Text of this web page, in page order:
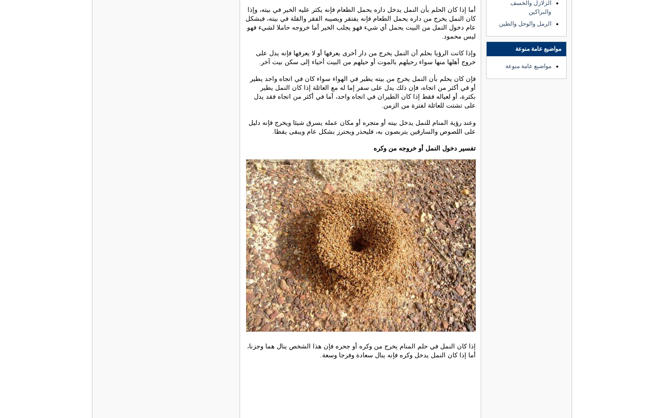
أما إذا كان الحلم بأن النمل يدخل داره يحمل الطعام فإنه يكثر عليه الخير في بيته، وإذا
كان النمل يخرج من داره يحمل الطعام فإنه يفتقر ويصيبه الفقر والقلة في بيته، فبشكل
عام دخول النمل من البيت يحمل أي شيء فهو يجلب الخير أما خروجه حاملا لشيء فهو
ليس محمود.
وإذا كانت الرؤيا بحلم أن النمل يخرج من دار أخرى يعرفها أو لا يعرفها فإنه يدل على
خروج أهلها منها سواء رحيلهم بالموت أو حيلهم من البيت أحياء إلى سكن بيت آخر.
فإن كان يحلم بأن النمل يخرج من بيته يطير في الهواء سواء كان في اتجاه واحد يطير
أو في أكثر من اتجاه، فإن ذلك يدل على سفر إما له مع العائلة إذا كان النمل يطير
بكثرة، أو لعياله فقط إذا كان الطيران في اتجاه واحد، أما في أكثر من اتجاه فقد يدل
على تشتت للعائلة لفترة من الزمن.
وعند رؤية المنام للنمل يدخل بيته أو متجره أو مكان عمله يسرق شيئا ويخرج فإنه دليل
على اللصوص والسارقين يتربصون به، فليحذر ويحترز بشكل عام ويبقى يقظا.
تفسير دخول النمل أو خروجه من وكره
إذا كان النمل في حلم المنام يخرج من وكره أو جحره فإن هذا الشخص ينال هما وجزنا،
أما إذا كان النمل يدخل وكره فإنه ينال سعادة وفرجا وسعة.
الزلازل والخسف
والبراكين
الرمل والوحل والطين
مواضيع عامة منوعة
مواضيع عامة منوعة